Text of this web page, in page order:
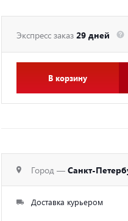
Экспресс заказ29 дней
В корзину
Город —Санкт-
Доставка курьером